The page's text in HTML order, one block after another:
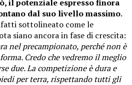
il potenziale espresso finora
dal suo livello massimo.
sottolineato come le
siano ancora in fase di crescita:
nel precampionato, perché non è
Credo che vedremo il meglio
due. La competizione è dura e
per terra, rispettando tutti gli